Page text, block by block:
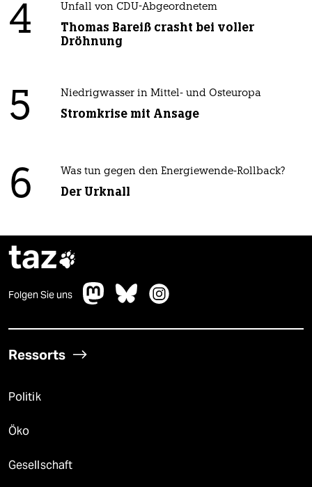
4 Unfall von CDU-Abgeordnetem
Thomas Bareiß crasht bei voller
Dröhnung
5 Niedrigwasser in Mittel- und Osteuropa
Stromkrise mit Ansage
6 Was tun gegen den Energiewende-Rollback?
Der Urknall
taz
Folgen Sie uns
Ressorts
Politik
Öko
Gesellschaft